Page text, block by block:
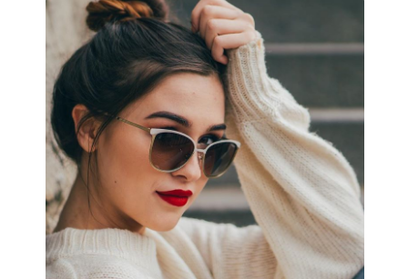
Čistiaca handrička:
Ostatné
Typ:
Pánske
Kategória:
Slnečné okuliare
Značka:
Polaroid
Použitie:
Móda
Kód:
PLD 1015/S D28/
Dostupné s dioptrickými
šošovkami:
Áno